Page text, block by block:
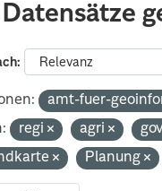
amt-fuer-
regi agri
Planung